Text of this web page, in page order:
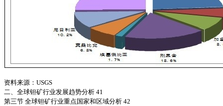
资料来源：USGS
二、全球钽矿行业发展趋势分析 41
第三节 全球钽矿行业重点国家和区域分析 42